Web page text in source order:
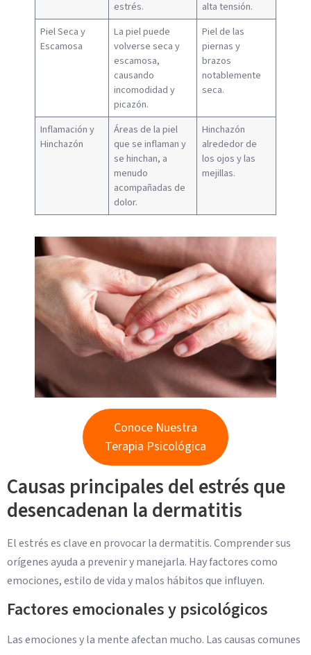
estrés.
alta tensión.
Piel Seca y
Escamosa
La piel puede
volverse seca y
escamosa,
causando
incomodidad y
picazón.
Piel de las
piernas y
brazos
notablemente
seca.
Inflamación y
Hinchazón
Áreas de la piel
que se inflaman y
se hinchan, a
menudo
acompañadas de
dolor.
Hinchazón
alrededor de
los ojos y las
mejillas.
Conoce Nuestra
Terapia Psicológica
Causas principales del estrés que
desencadenan la dermatitis
El estrés es clave en provocar la dermatitis. Comprender sus
orígenes ayuda a prevenir y manejarla. Hay factores como
emociones, estilo de vida y malos hábitos que influyen.
Factores emocionales y psicológicos
Las emociones y la mente afectan mucho. Las causas comunes